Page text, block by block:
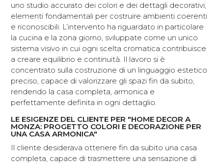
uno studio accurato dei colori e dei dettagli decorativi,
elementi fondamentali per costruire ambienti coerenti
e riconoscibili. L’intervento ha riguardato in particolare
la cucina e la zona giorno, sviluppate come un unico
sistema visivo in cui ogni scelta cromatica contribuisce
a creare equilibrio e continuità. Il lavoro si è
concentrato sulla costruzione di un linguaggio estetico
preciso, capace di valorizzare gli spazi fin da subito,
rendendo la casa completa, armonica e
perfettamente definita in ogni dettaglio.
LE ESIGENZE DEL CLIENTE PER "HOME DECOR A
MONZA: PROGETTO COLORI E DECORAZIONE PER
UNA CASA ARMONICA"
Il cliente desiderava ottenere fin da subito una casa
completa, capace di trasmettere una sensazione di